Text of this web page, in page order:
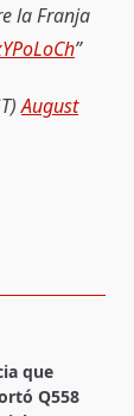
la Franja
August
que
Q558